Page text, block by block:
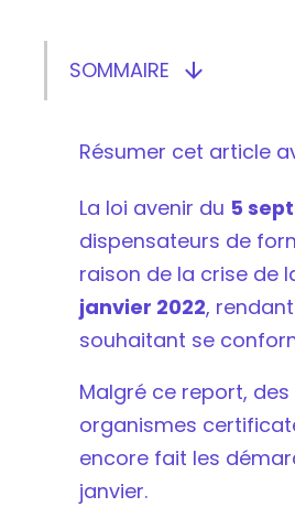
SOMMAIRE Afficher/
Et sans QUALIOPI
Résumer cet article
La loi avenir du 5
dispensateurs de
raison de la crise de
janvier 2022,
souhaitant se
Malgré ce report,
organismes
encore fait les
janvier.